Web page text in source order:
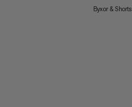
Byxor & Shorts